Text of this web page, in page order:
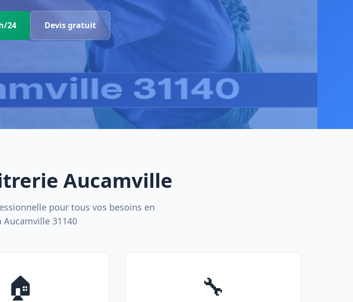
24 Devis gratuit
Aucamville
pour tous vos besoins en
Aucamville 31140
🏠 🔧